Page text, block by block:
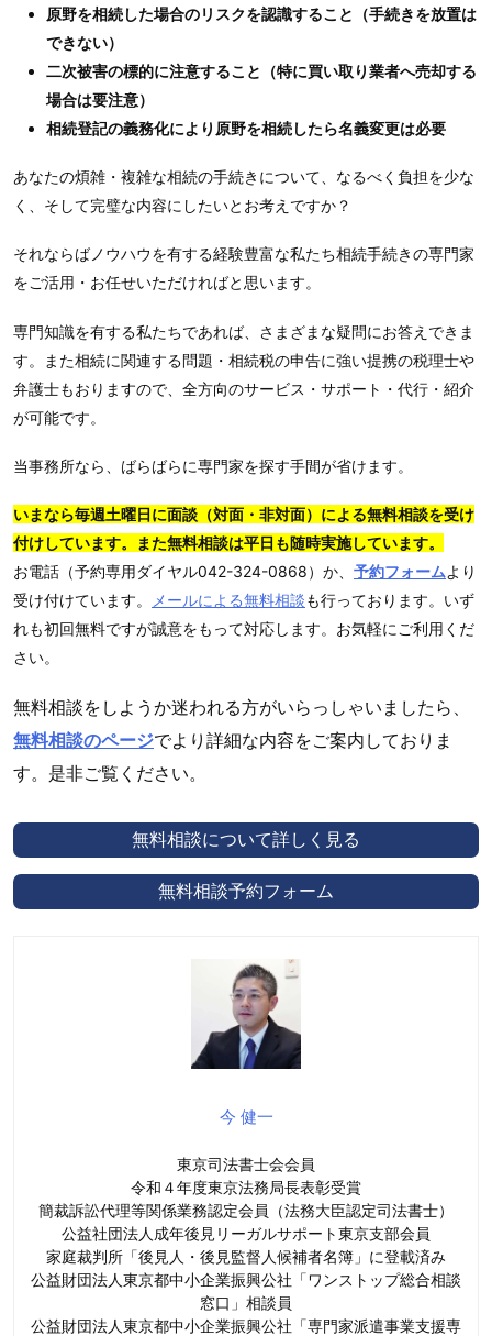
原野を相続した場合のリスクを認識すること（手続きを放置は
できない）
二次被害の標的に注意すること（特に買い取り業者へ売却する
場合は要注意）
相続登記の義務化により原野を相続したら名義変更は必要
あなたの煩雑・複雑な相続の手続きについて、なるべく負担を少な
く、そして完璧な内容にしたいとお考えですか？
それならばノウハウを有する経験豊富な私たち相続手続きの専門家
をご活用・お任せいただければと思います。
専門知識を有する私たちであれば、さまざまな疑問にお答えできま
す。また相続に関連する問題・相続税の申告に強い提携の税理士や
弁護士もおりますので、全方向のサービス・サポート・代行・紹介
が可能です。
当事務所なら、ばらばらに専門家を探す手間が省けます。
いまなら毎週土曜日に面談（対面・非対面）による無料相談を受け
付けしています。また無料相談は平日も随時実施しています。
お電話（予約専用ダイヤル042-324-0868）か、 予約フォームより
受け付けています。
メールによる無料相談も行っております。いず
れも初回無料ですが誠意をもって対応します。お気軽にご利用くだ
さい。
無料相談をしようか迷われる方がいらっしゃいましたら、
無料相談のページでより詳細な内容をご案内しておりま
す。是非ご覧ください。
無料相談について詳しく見る
無料相談予約フォーム
今 健一
東京司法書士会会員
令和４年度東京法務局長表彰受賞
簡裁訴訟代理等関係業務認定会員（法務大臣認定司法書士）
公益社団法人成年後見リーガルサポート東京支部会員
家庭裁判所「後見人・後見監督人候補者名簿」に登載済み
公益財団法人東京都中小企業振興公社「ワンストップ総合相談
窓口」相談員
公益財団法人東京都中小企業振興公社「専門家派遣事業支援専